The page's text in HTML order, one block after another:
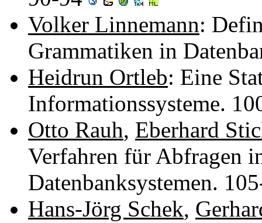
Volker Linnemann:
Grammatiken in
Heidrun Ortleb: Eine
Informationssysteme.
Otto Rauh, Eberhard
Verfahren für Abfragen
Datenbanksystemen.
Hans-Jörg Schek,